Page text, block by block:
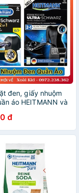
đen, giấy nhuộm
áo HEITMANN và
đ